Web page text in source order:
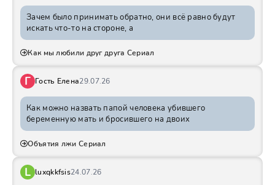
Зачем было принимать обратно, они всё равно будут
искать что-то на стороне, а
Как мы любили друг друга Сериал
Г Гость Елена29.07.26
Как можно назвать папой человека убившего
беременную мать и бросившего на двоих
Объятия лжи Сериал
L luxqkkfsis24.07.26